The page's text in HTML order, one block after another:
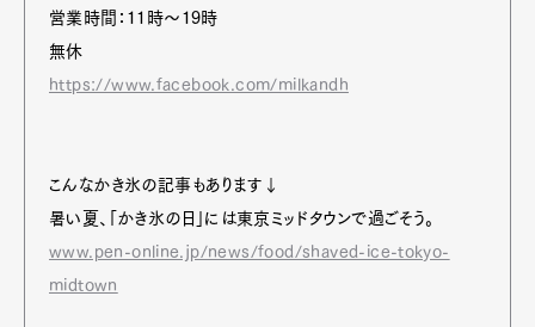
営業時間：11時～19時
無休
https://www.facebook.com/milkandh
こんなかき氷の記事もあります↓
暑い夏、「かき氷の日」には東京ミッドタウンで過ごそう。
www.pen-online.jp/news/food/shaved-ice-tokyo-
midtown